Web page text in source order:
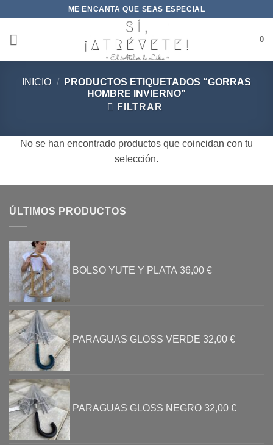
contenido
ME ENCANTA QUE SEAS ESPECIAL
0
INICIO /
PRODUCTOS ETIQUETADOS “GORRAS
HOMBRE INVIERNO”
FILTRAR
No se han encontrado productos que coincidan con tu
selección.
ÚLTIMOS PRODUCTOS
BOLSO YUTE Y PLATA 36,00 €
PARAGUAS GLOSS VERDE 32,00 €
PARAGUAS GLOSS NEGRO 32,00 €